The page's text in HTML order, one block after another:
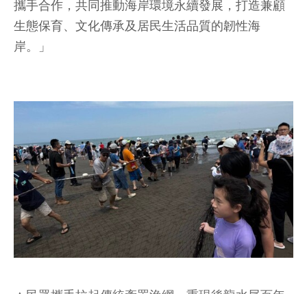
攜手合作，共同推動海岸環境永續發展，打造兼顧
生態保育、文化傳承及居民生活品質的韌性海
岸。」